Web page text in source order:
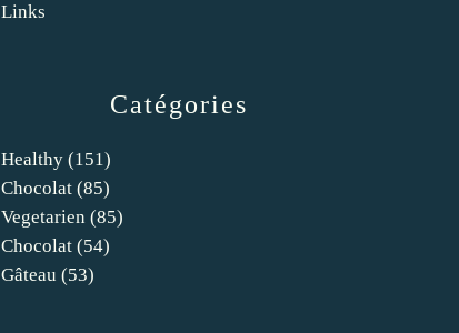
Catégories
Healthy (151)
Chocolat (85)
Vegetarien (85)
Chocolat (54)
Gâteau (53)
Links